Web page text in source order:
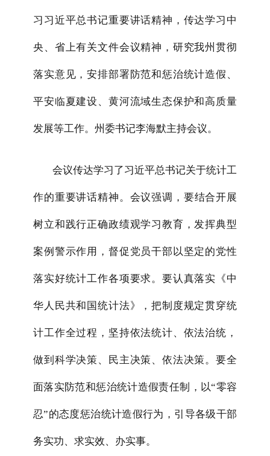
习习近平总书记重要讲话精神，传达学习中
央、省上有关文件会议精神，研究我州贯彻
落实意见，安排部署防范和惩治统计造假、
平安临夏建设、黄河流域生态保护和高质量
发展等工作。州委书记李海默主持会议。
会议传达学习了习近平总书记关于统计工
作的重要讲话精神。会议强调，要结合开展
树立和践行正确政绩观学习教育，发挥典型
案例警示作用，督促党员干部以坚定的党性
落实好统计工作各项要求。要认真落实《中
华人民共和国统计法》，把制度规定贯穿统
计工作全过程，坚持依法统计、依法治统，
做到科学决策、民主决策、依法决策。要全
面落实防范和惩治统计造假责任制，以“零容
忍”的态度惩治统计造假行为，引导各级干部
务实功、求实效、办实事。